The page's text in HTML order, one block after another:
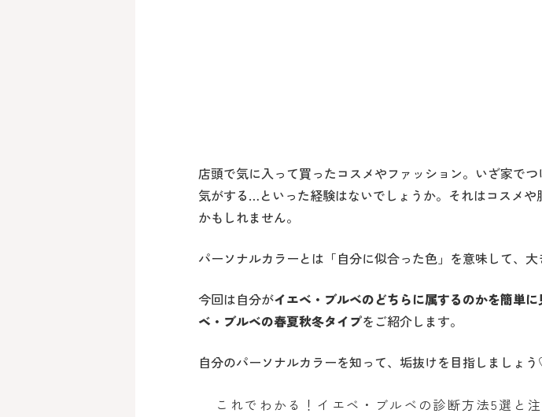
店頭で気に入って買ったコスメやファッション。いざ家で
気がする…といった経験はないでしょうか。それはコスメや
かもしれません。
パーソナルカラーとは「自分に似合った色」を意味して、大
今回は自分がイエベ・ブルベのどちらに属するのかを簡単
ベ・ブルベの春夏秋冬タイプをご紹介します。
自分のパーソナルカラーを知って、垢抜けを目指しましょ
これでわかる！イエベ・ブルベの診断方法5選と